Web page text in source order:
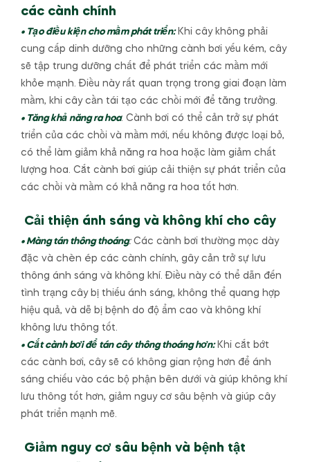
các cành chính
• Tạo điều kiện cho mầm phát triển:Khi cây không phải
cung cấp dinh dưỡng cho những cành bơi yếu kém, cây
sẽ tập trung dưỡng chất để phát triển các mầm mới
khỏe mạnh. Điều này rất quan trọng trong giai đoạn làm
mầm, khi cây cần tái tạo các chồi mới để tăng trưởng.
• Tăng khả năng ra hoa: Cành bơi có thể cản trở sự phát
triển của các chồi và mầm mới, nếu không được loại bỏ,
có thể làm giảm khả năng ra hoa hoặc làm giảm chất
lượng hoa. Cắt cành bơi giúp cải thiện sự phát triển của
các chồi và mầm có khả năng ra hoa tốt hơn.
Cải thiện ánh sáng và không khí cho cây
• Màng tán thông thoáng:Các cành bơi thường mọc dày
đặc và chèn ép các cành chính, gây cản trở sự lưu
thông ánh sáng và không khí. Điều này có thể dẫn đến
tình trạng cây bị thiếu ánh sáng, không thể quang hợp
hiệu quả, và dễ bị bệnh do độ ẩm cao và không khí
không lưu thông tốt.
• Cắt cành bơi để tán cây thông thoáng hơn:Khi cắt bớt
các cành bơi, cây sẽ có không gian rộng hơn để ánh
sáng chiếu vào các bộ phận bên dưới và giúp không khí
lưu thông tốt hơn, giảm nguy cơ sâu bệnh và giúp cây
phát triển mạnh mẽ.
Giảm nguy cơ sâu bệnh và bệnh tật